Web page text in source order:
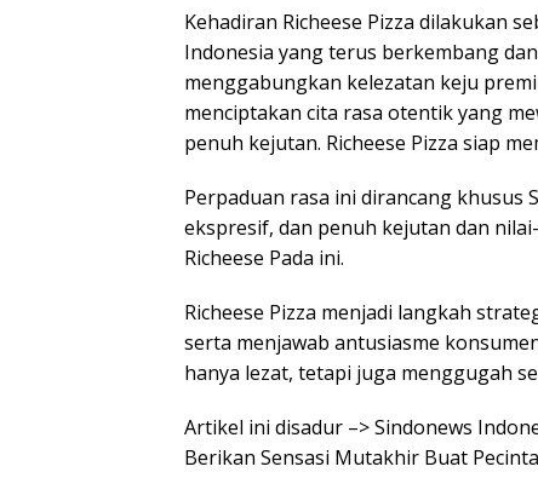
Kehadiran Richeese Pizza dilakukan
Indonesia yang terus berkembang
menggabungkan kelezatan keju
menciptakan cita rasa otentik yang
penuh kejutan. Richeese Pizza siap
Perpaduan rasa ini dirancang khusus
ekspresif, dan penuh kejutan dan
Richeese Pada ini.
Richeese Pizza menjadi langkah
serta menjawab antusiasme
hanya lezat, tetapi juga menggugah
Artikel ini disadur –> Sindonews
Berikan Sensasi Mutakhir Buat